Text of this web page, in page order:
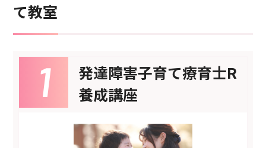
て教室
発達障害子育て療育士R
養成講座